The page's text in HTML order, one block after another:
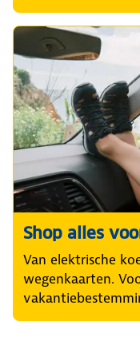
Shop alles
Van elektrische
wegenkaarten.